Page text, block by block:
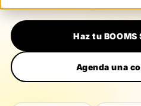
Haz tu
Agenda una